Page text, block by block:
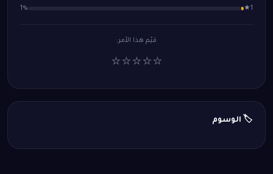
1★
1%
قيّم هذا الأمر:
⭐
⭐
⭐
⭐
⭐
🏷️ الوسوم